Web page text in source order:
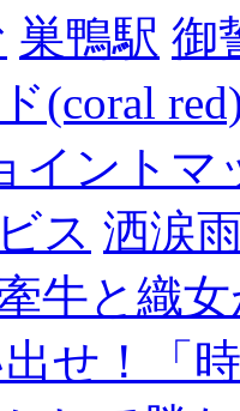
巣鴨駅 御
(coral
イントマ
ス 洒涙
牛と織
せ！「